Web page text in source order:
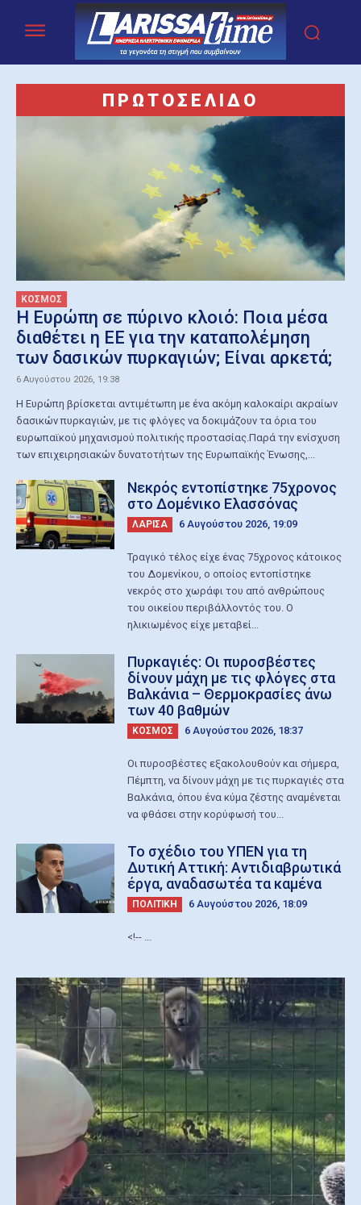
ΠΡΩΤΟΣΕΛΙΔΟ
ΚΟΣΜΟΣ
Η Ευρώπη σε πύρινο κλοιό: Ποια μέσα
διαθέτει η ΕΕ για την καταπολέμηση
των δασικών πυρκαγιών; Είναι αρκετά;
6 Αυγούστου 2026, 19:38
Η Ευρώπη βρίσκεται αντιμέτωπη με ένα ακόμη καλοκαίρι ακραίων
δασικών πυρκαγιών, με τις φλόγες να δοκιμάζουν τα όρια του
ευρωπαϊκού μηχανισμού πολιτικής προστασίας.Παρά την ενίσχυση
των επιχειρησιακών δυνατοτήτων της Ευρωπαϊκής Ένωσης,...
Nεκρός εντοπίστηκε 75χρονος
στο Δομένικο Ελασσόνας
ΛΑΡΙΣΑ 6 Αυγούστου 2026, 19:09
Τραγικό τέλος είχε ένας 75χρονος κάτοικος
του Δομενίκου, ο οποίος εντοπίστηκε
νεκρός στο χωράφι του από ανθρώπους
του οικείου περιβάλλοντός του. Ο
ηλικιωμένος είχε μεταβεί...
Πυρκαγιές: Οι πυροσβέστες
δίνουν μάχη με τις φλόγες στα
Βαλκάνια – Θερμοκρασίες άνω
των 40 βαθμών
ΚΟΣΜΟΣ 6 Αυγούστου 2026, 18:37
Οι πυροσβέστες εξακολουθούν και σήμερα,
Πέμπτη, να δίνουν μάχη με τις πυρκαγιές στα
Βαλκάνια, όπου ένα κύμα ζέστης αναμένεται
να φθάσει στην κορύφωσή του...
Το σχέδιο του ΥΠΕΝ για τη
Δυτική Αττική: Αντιδιαβρωτικά
έργα, αναδασωτέα τα καμένα
ΠΟΛΙΤΙΚΗ 6 Αυγούστου 2026, 18:09
<!-- ...